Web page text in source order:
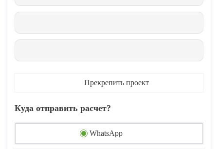
Прекрепить проект
Куда отправить расчет?
WhatsApp